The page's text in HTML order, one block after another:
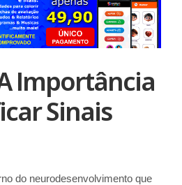
Importância
Sinais
do neurodesenvolvimento que